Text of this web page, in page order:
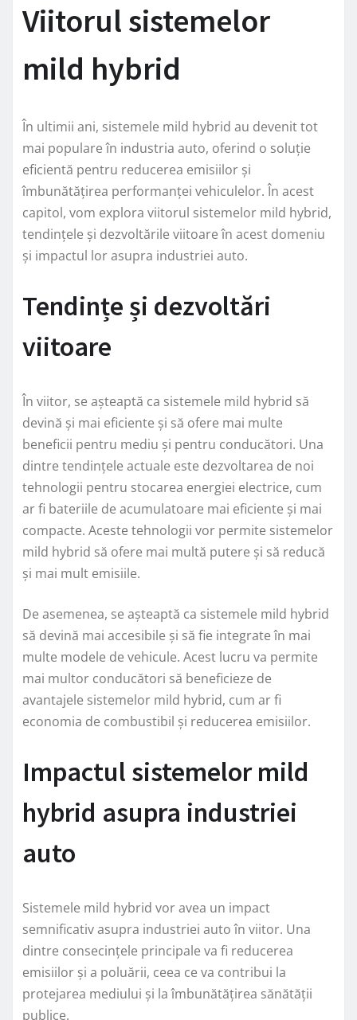
Viitorul sistemelor
mild hybrid
În ultimii ani, sistemele mild hybrid au devenit tot
mai populare în industria auto, oferind o soluție
eficientă pentru reducerea emisiilor și
îmbunătățirea performanței vehiculelor. În acest
capitol, vom explora viitorul sistemelor mild hybrid,
tendințele și dezvoltările viitoare în acest domeniu
și impactul lor asupra industriei auto.
Tendințe și dezvoltări
viitoare
În viitor, se așteaptă ca sistemele mild hybrid să
devină și mai eficiente și să ofere mai multe
beneficii pentru mediu și pentru conducători. Una
dintre tendințele actuale este dezvoltarea de noi
tehnologii pentru stocarea energiei electrice, cum
ar fi bateriile de acumulatoare mai eficiente și mai
compacte. Aceste tehnologii vor permite sistemelor
mild hybrid să ofere mai multă putere și să reducă
și mai mult emisiile.
De asemenea, se așteaptă ca sistemele mild hybrid
să devină mai accesibile și să fie integrate în mai
multe modele de vehicule. Acest lucru va permite
mai multor conducători să beneficieze de
avantajele sistemelor mild hybrid, cum ar fi
economia de combustibil și reducerea emisiilor.
Impactul sistemelor mild
hybrid asupra industriei
auto
Sistemele mild hybrid vor avea un impact
semnificativ asupra industriei auto în viitor. Una
dintre consecințele principale va fi reducerea
emisiilor și a poluării, ceea ce va contribui la
protejarea mediului și la îmbunătățirea sănătății
publice.